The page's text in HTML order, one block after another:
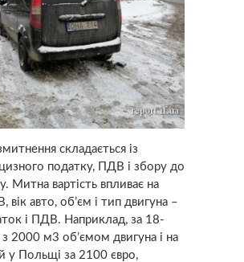
складається із
податку, ПДВ і збору до
Митна вартість впливає на
вік авто, об’єм і тип двигуна –
і ПДВ. Наприклад, за 18-
з 2000 м3 об’ємом двигуна і на
у Польщі за 2100 євро,